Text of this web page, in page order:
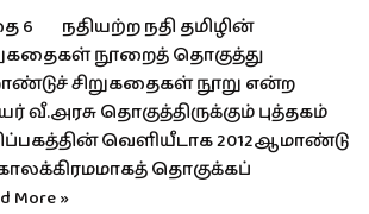
6 நதியற்ற நதி தமிழின்
நூறைத் தொகுத்து
சிறுகதைகள் நூறு என்ற
வீ.அரசு தொகுத்திருக்கும் புத்தகம்
வெளியீடாக 2012ஆமாண்டு
தொகுக்கப்
More »